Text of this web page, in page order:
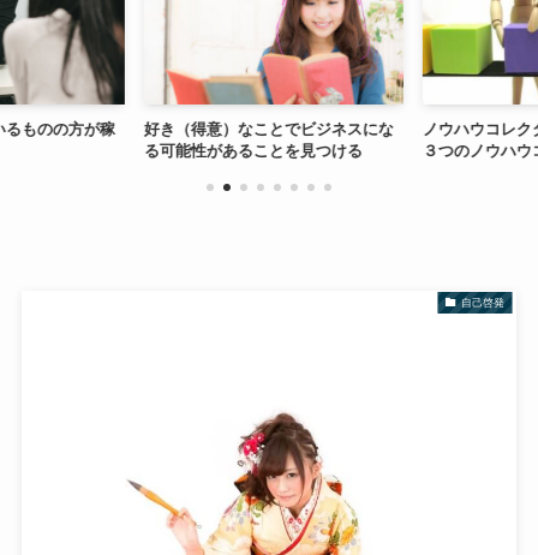
ものの方が稼
好き（得意）なことでビジネスにな
る可能性があることを見つける
ノウハウコレク
３つのノウハウ
自己啓発